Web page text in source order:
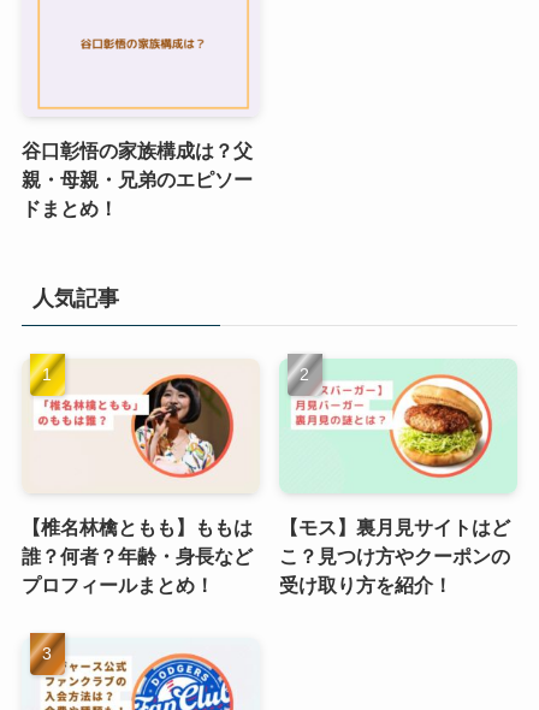
谷口彰悟の家族構成は？父
親・母親・兄弟のエピソー
ドまとめ！
人気記事
【椎名林檎ともも】ももは
誰？何者？年齢・身長など
プロフィールまとめ！
【モス】裏月見サイトはど
こ？見つけ方やクーポンの
受け取り方を紹介！